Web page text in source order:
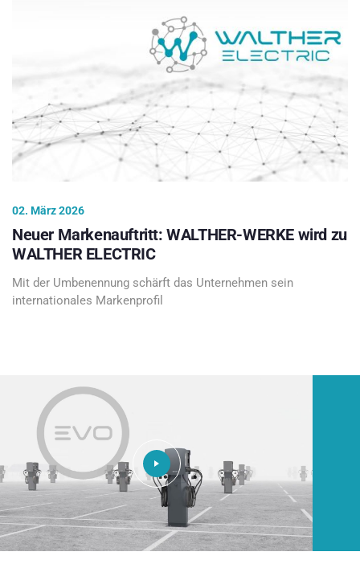
02. März 2026
Neuer Markenauftritt: WALTHER-WERKE wird zu
WALTHER ELECTRIC
Mit der Umbenennung schärft das Unternehmen sein
internationales Markenprofil